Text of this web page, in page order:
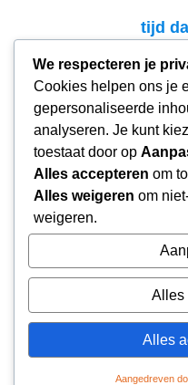
tijd
We respecteren je
Cookies helpen ons je
gepersonaliseerde
analyseren. Je kunt
toestaat door op
Alles accepteren om
Alles weigeren om
weigeren.
Alles
Alles
Aangedreven